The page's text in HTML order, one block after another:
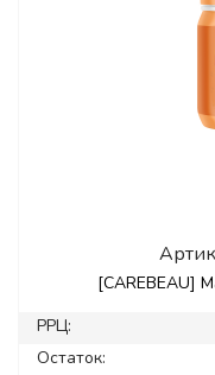
[CAREBEAU]
РРЦ:
Остаток: